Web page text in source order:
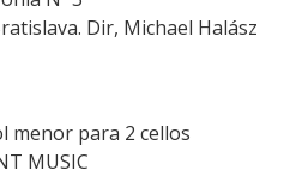
Dir, Michael Halász
menor para 2 cellos
MUSIC